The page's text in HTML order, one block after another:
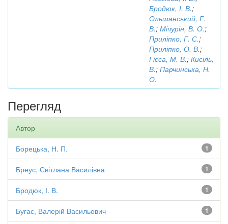
Бродюк, І. В.;
Ольшанський, Г.
В.; Мічурін, В. О.;
Приліпко, Г. С.;
Приліпко, О. В.;
Гісса, М. В.; Кисіль,
В.; Парчинська, Н.
О.
Перегляд
Автор
1
Борецька, Н. П.
1
Бреус, Світлана Василівна
1
Бродюк, І. В.
1
Бугас, Валерій Васильович